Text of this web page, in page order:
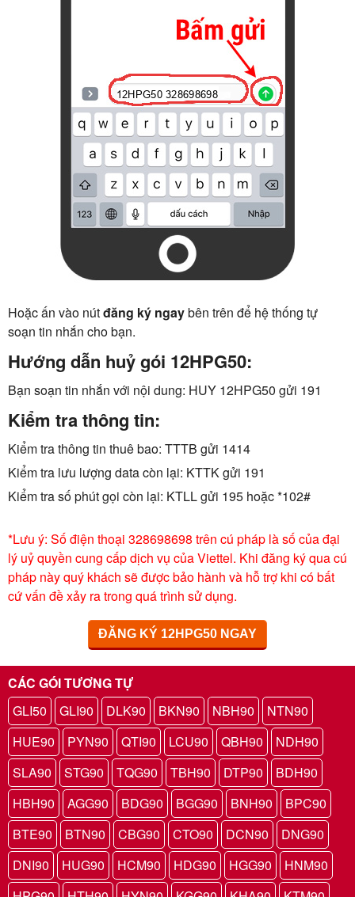
Hoặc ấn vào nútđăng ký ngaybên trên để hệ thống tự
soạn tin nhắn cho bạn.
Hướng dẫn huỷ gói 12HPG50:
Bạn soạn tin nhắn với nội dung: HUY 12HPG50 gửi 191
Kiểm tra thông tin:
Kiểm tra thông tin thuê bao: TTTB gửi 1414
Kiểm tra lưu lượng data còn lại: KTTK gửi 191
Kiểm tra số phút gọi còn lại: KTLL gửi 195 hoặc *102#
*Lưu ý: Số điện thoại 328698698 trên cú pháp là số của đại
lý uỷ quyền cung cấp dịch vụ của Viettel. Khi đăng ký qua cú
pháp này quý khách sẽ được bảo hành và hỗ trợ khi có bất
cứ vấn đề xảy ra trong quá trình sử dụng.
ĐĂNG KÝ 12HPG50 NGAY
CÁC GÓI TƯƠNG TỰ
GLI50
GLI90 DLK90 BKN90 NBH90
NTN90
HUE90
PYN90 QTI90 LCU90 QBH90
NDH90
SLA90
STG90 TQG90 TBH90 DTP90
BDH90
HBH90
AGG90 BDG90 BGG90 BNH90
BPC90
BTE90
BTN90 CBG90 CTO90 DCN90
DNG90
DNI90
HUG90 HCM90 HDG90 HGG90
HNM90